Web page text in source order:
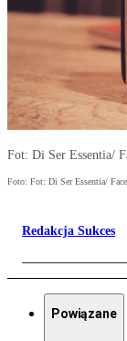
Fot: Di Ser Essentia/
Foto: Fot: Di Ser Essentia/
Redakcja Sukces
Powiązane